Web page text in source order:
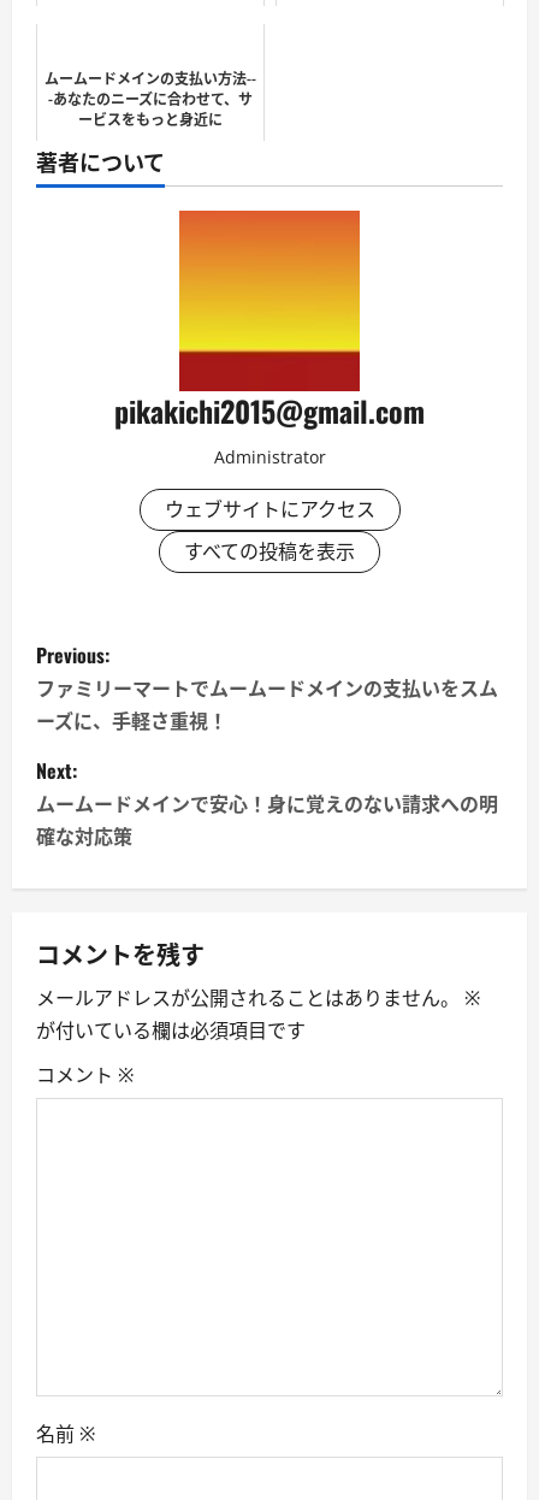
ムームードメインの支払い方法--
-あなたのニーズに合わせて、サ
ービスをもっと身近に
著者について
pikakichi2015@gmail.com
Administrator
ウェブサイトにアクセス
すべての投稿を表示
P
o
t
n
a
v
i
g
a
Previous:
ファミリーマートでムームードメインの支払いをスム
ーズに、手軽さ重視！
Next:
ムームードメインで安心！身に覚えのない請求への明
確な対応策
コメントを残す
メールアドレスが公開されることはありません。
※
が付いている欄は必須項目です
コメント ※
名前 ※